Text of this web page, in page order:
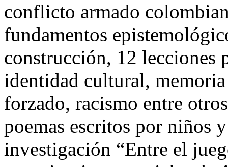
conflicto armado
fundamentos
construcción, 12 lecciones
identidad cultural,
forzado, racismo entre
poemas escritos por niños
investigación “Entre el